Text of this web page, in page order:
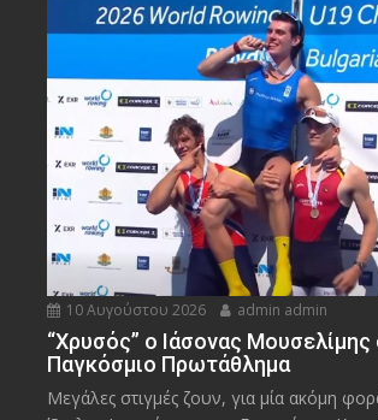
10 Αυγούστου 2026 admin admin
“Χρυσός” ο Ιάσονας Μουσελίμης
Παγκόσμιο Πρωτάθλημα
Μεγάλες στιγμές ζουν, για μία ακόμη